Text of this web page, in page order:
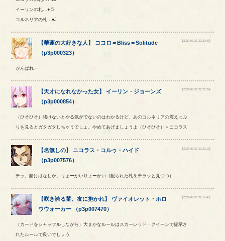
イーリンの札…● 5
コルネリアの札…●J
【華蓮の大好きな人 】 ココロ ＝Bliss＝Solitude
（p3p000323）
[2022-03-27 22:20:40]
がんばれー
【天才になれなかった女】 イーリン ・ ジョーンズ
（p3p000854）
[2022-03-27 22:20:24]
（ひそひそ）賭けないとやる気がでないのはわかるけど、あのコルネリアの震えっぷ
りを見るとガタガタしちゃうでしょ。やめてあげましょうよ（ひそひそ）＞ニコラス
【名無しの】 ニコラス ・ コルゥ ・ハイド
（p3p007576）
[2022-03-27 22:20:13]
チッ。賭けはなしか。りょーかいりょーかい（配られた札をチラッと見つつ）
【咲き誇る菫、友に抱かれ】 ヴァイオレット ・ホロ
ウウォーカー （p3p007470）
[2022-03-27 22:18:45]
（カードをシャッフルしながら）大まかなルールはスカーレッド・クイーンで提示さ
れたルールで良いでしょう